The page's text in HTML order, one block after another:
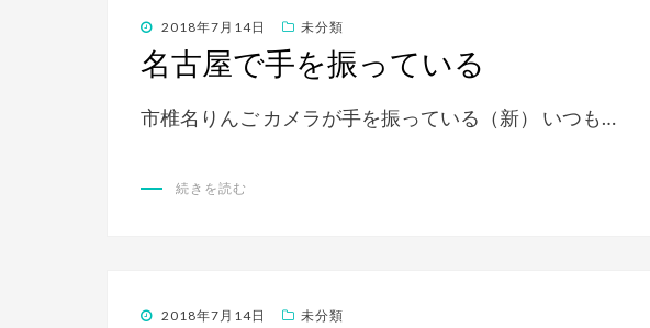
投
稿
日:
2018年7月14日 未分類
名古屋で手を振っている
市椎名りんご カメラが手を振っている（新） いつも…
続きを読む
投 2018年7月14日 未分類